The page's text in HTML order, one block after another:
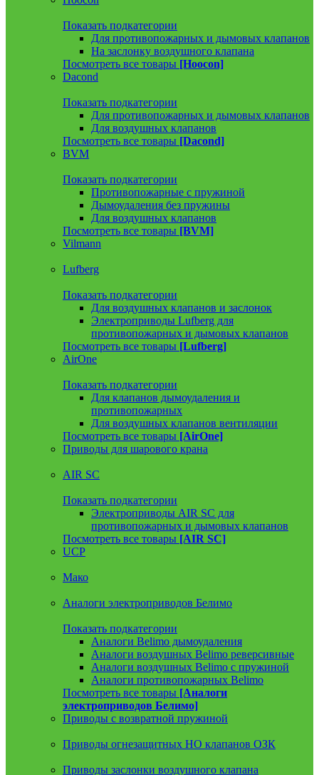
Показать подкатегории
Для противопожарных и дымовых клапанов
На заслонку воздушного клапана
Посмотреть все товары [Hoocon]
Dacond
Показать подкатегории
Для противопожарных и дымовых клапанов
Для воздушных клапанов
Посмотреть все товары [Dacond]
BVM
Показать подкатегории
Противопожарные с пружиной
Дымоудаления без пружины
Для воздушных клапанов
Посмотреть все товары [BVM]
Vilmann
Lufberg
Показать подкатегории
Для воздушных клапанов и заслонок
Электроприводы Lufberg для
противопожарных и дымовых клапанов
Посмотреть все товары [Lufberg]
AirOne
Показать подкатегории
Для клапанов дымоудаления и
противопожарных
Для воздушных клапанов вентиляции
Посмотреть все товары [AirOne]
Приводы для шарового крана
AIR SC
Показать подкатегории
Электроприводы AIR SC для
противопожарных и дымовых клапанов
Посмотреть все товары [AIR SC]
UCP
Мако
Аналоги электроприводов Белимо
Показать подкатегории
Аналоги Belimo дымоудаления
Аналоги воздушных Belimo реверсивные
Аналоги воздушных Belimo с пружиной
Аналоги противопожарных Belimo
Посмотреть все товары [Аналоги
электроприводов Белимо]
Приводы с возвратной пружиной
Приводы огнезащитных НО клапанов ОЗК
Приводы заслонки воздушного клапана